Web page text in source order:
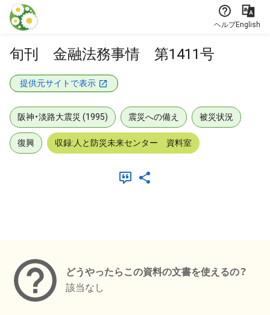
本文に飛ぶ
ヘルプEnglish
旬刊 金融法務事情 第1411号
提供元サイトで表示
阪神・淡路大震災 (1995) 震災への備え 被災状況
復興 収録:人と防災未来センター 資料室
どうやったらこの資料の文書を使えるの？
該当なし